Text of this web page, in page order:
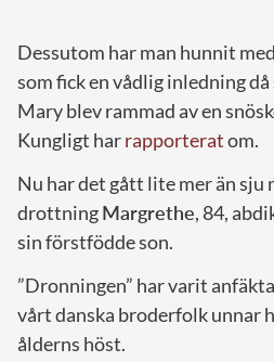
Dessutom har man hunnit
som fick en vådlig inledning
Mary blev rammad av en
Kungligt harrapporteratom.
Nu har det gått lite mer än sju
drottningMargrethe, 84,
sin förstfödde son.
”Dronningen” har varit
vårt danska broderfolk unnar
ålderns höst.